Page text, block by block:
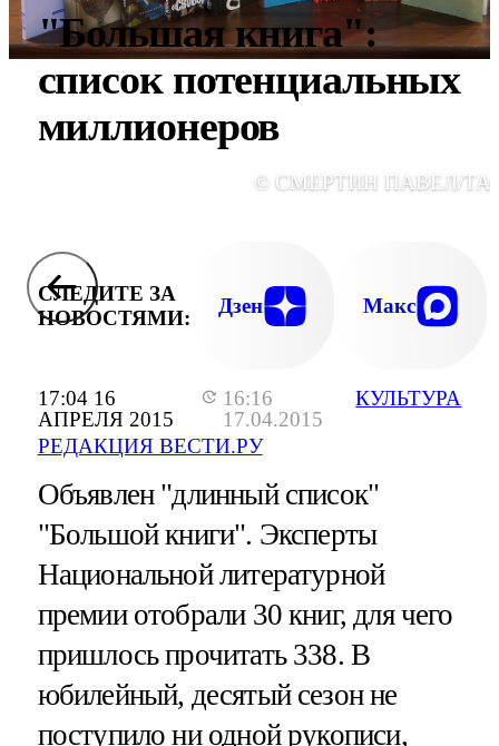
17:04 16
АПРЕЛЯ 2015
16:16
17.04.2015
РЕДАКЦИЯ ВЕСТИ.РУ
КУЛЬТУРА
"Большая книга":
список потенциальных
миллионеров
© СМЕРТИН ПАВЕЛ/
СЛЕДИТЕ ЗА
НОВОСТЯМИ:
Дзен Макс
Объявлен "длинный список"
"Большой книги". Эксперты
Национальной литературной
премии отобрали 30 книг, для чего
пришлось прочитать 338. В
юбилейный, десятый сезон не
поступило ни одной рукописи,